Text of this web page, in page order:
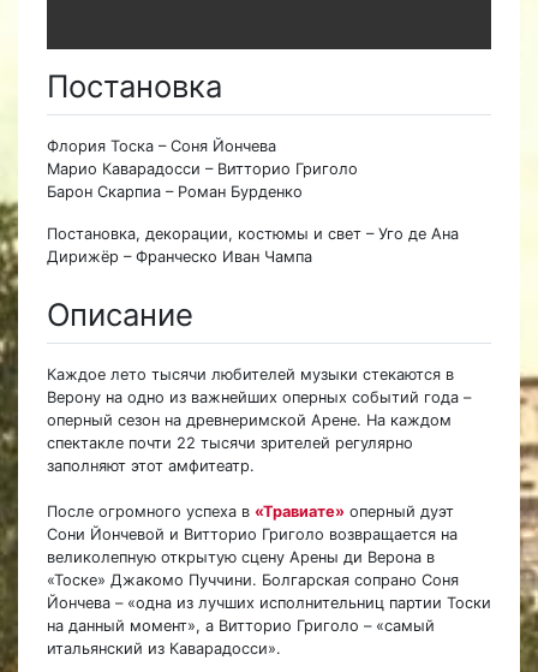
Постановка
Флория Тоска – Соня Йончева
Марио Каварадосси – Витторио Григоло
Барон Скарпиа – Роман Бурденко
Постановка, декорации, костюмы и свет – Уго де Ана
Дирижёр – Франческо Иван Чампа
Описание
Каждое лето тысячи любителей музыки стекаются в
Верону на одно из важнейших оперных событий года –
оперный сезон на древнеримской Арене. На каждом
спектакле почти 22 тысячи зрителей регулярно
заполняют этот амфитеатр.
После огромного успеха в «Травиате» оперный дуэт
Сони Йончевой и Витторио Григоло возвращается на
великолепную открытую сцену Арены ди Верона в
«Тоске» Джакомо Пуччини. Болгарская сопрано Соня
Йончева – «одна из лучших исполнительниц партии Тоски
на данный момент», а Витторио Григоло – «самый
итальянский из Каварадосси».